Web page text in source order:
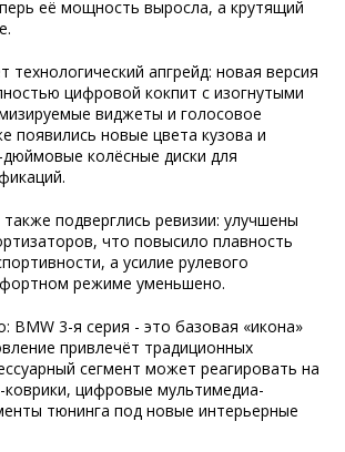
её мощность выросла, а крутящий
технологический апгрейд: новая версия
цифровой кокпит с изогнутыми
виджеты и голосовое
появились новые цвета кузова и
колёсные диски для
подверглись ревизии: улучшены
что повысило плавность
а усилие рулевого
режиме уменьшено.
BMW 3-я серия - это базовая «икона»
привлечёт традиционных
сегмент может реагировать на
коврики, цифровые мультимедиа-
тюнинга под новые интерьерные